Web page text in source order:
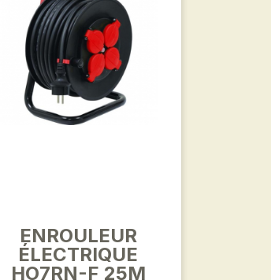
ENROULEUR
ÉLECTRIQUE
HO7RN-F 25M